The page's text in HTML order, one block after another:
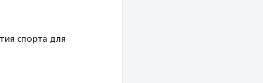
спорта для